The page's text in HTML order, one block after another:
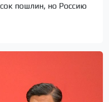
пошлин, но Россию